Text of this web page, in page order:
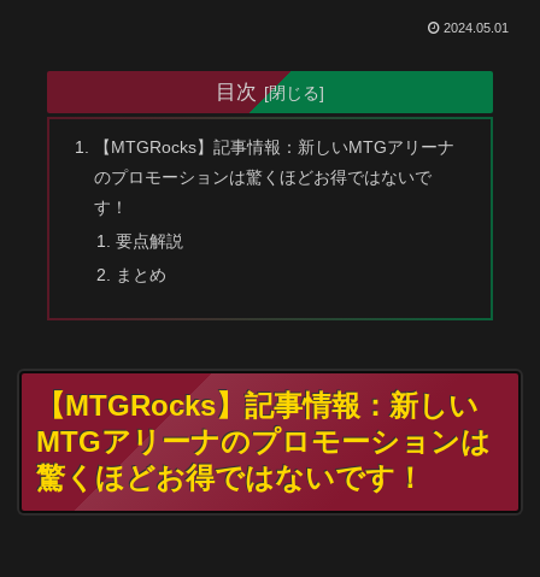
2024.05.01
目次
【MTGRocks】記事情報：新しいMTGアリーナ
のプロモーションは驚くほどお得ではないで
す！
要点解説
まとめ
【MTGRocks】記事情報：新しい
MTGアリーナのプロモーションは
驚くほどお得ではないです！